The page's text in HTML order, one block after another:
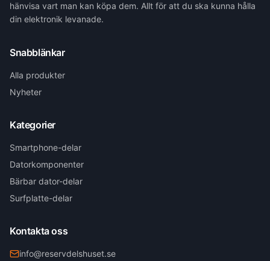
hänvisa vart man kan köpa dem. Allt för att du ska kunna hålla
din elektronik levanade.
Snabblänkar
Alla produkter
Nyheter
Kategorier
Smartphone-delar
Datorkomponenter
Bärbar dator-delar
Surfplatte-delar
Kontakta oss
info@reservdelshuset.se